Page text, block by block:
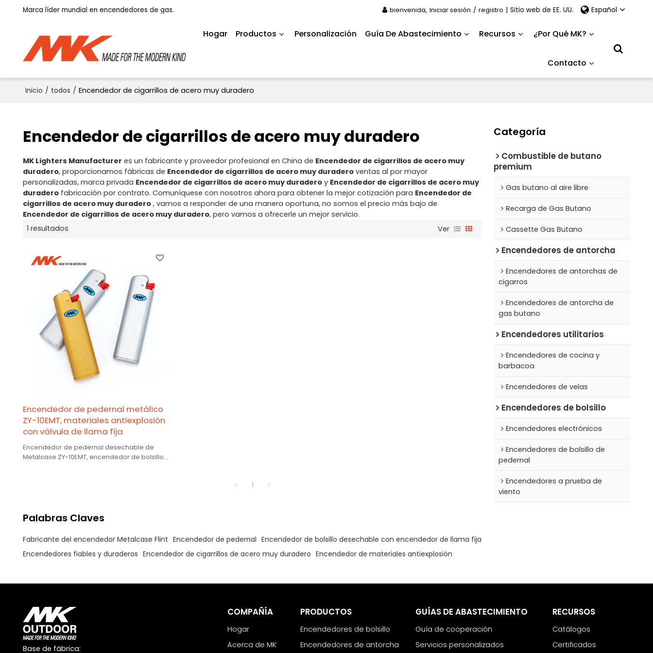
Marca líder mundial en encendedores de gas. bienvenida, Iniciar sesión / registro | Sitio web de EE. UU. Español
Hogar Productos Personalización Guía De Abastecimiento Recursos ¿Por Qué MK?
Contacto
Inicio / todos / Encendedor de cigarrillos de acero muy duradero
Encendedor de cigarrillos de acero muy duradero
MK Lighters Manufacturer es un fabricante y proveedor profesional en China de Encendedor de cigarrillos de acero muy
duradero, proporcionamos fábricas de Encendedor de cigarrillos de acero muy duraderoventas al por mayor
personalizadas, marca privada Encendedor de cigarrillos de acero muy duraderoy Encendedor de cigarrillos de acero muy
duraderofabricación por contrato. Comuníquese con nosotros ahora para obtener la mejor cotización para Encendedor de
cigarrillos de acero muy duradero, vamos a responder de una manera oportuna, no somos el precio más bajo de
Encendedor de cigarrillos de acero muy duradero, pero vamos a ofrecerle un mejor servicio.
1 resultados
Ver
Encendedor de pedernal metálico
ZY-10EMT, materiales antiexplosión
con válvula de llama fija
Encendedor de pedernal desechable de
Metalcase ZY-10EMT, encendedor de bolsillo
1
Palabras Claves
Fabricante del encendedor Metalcase Flint Encendedor de pedernal Encendedor de bolsillo desechable con encendedor de llama fija
Encendedores fiables y duraderos Encendedor de cigarrillos de acero muy duradero Encendedor de materiales antiexplosión
Categoría
Combustible de butano
premium
Gas butano al aire libre
Recarga de Gas Butano
Cassette Gas Butano
Encendedores de antorcha
Encendedores de antorchas de
cigarros
Encendedores de antorcha de
gas butano
Encendedores utilitarios
Encendedores de cocina y
barbacoa
Encendedores de velas
Encendedores de bolsillo
Encendedores electrónicos
Encendedores de bolsillo de
pedernal
Encendedores a prueba de
viento
Base de fábrica:
COMPAÑÍA
Hogar
Acerca de MK
PRODUCTOS
Encendedores de bolsillo
Encendedores de antorcha
GUÍAS DE ABASTECIMIENTO
Guía de cooperación
Servicios personalizados
RECURSOS
Catálogos
Certificados